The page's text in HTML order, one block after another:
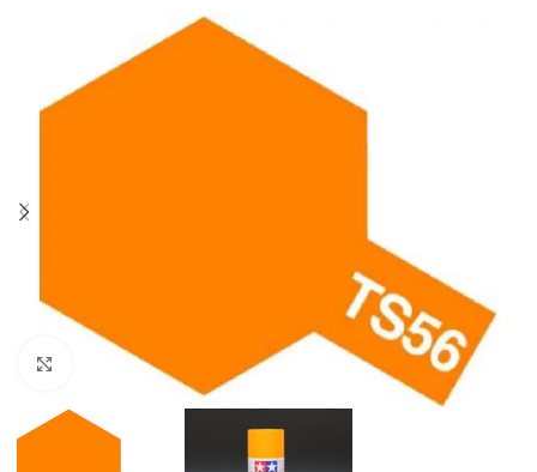
Click to enlarge